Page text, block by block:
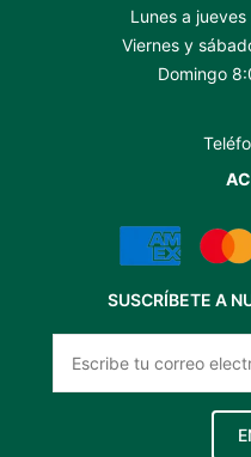
Lunes a
Viernes y
Domingo
SUSCRÍBETE A